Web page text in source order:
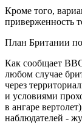
Кроме того,
приверженность
План Британии
Как сообщает
любом случае
через
и условиями
в ангаре
наблюдателей -